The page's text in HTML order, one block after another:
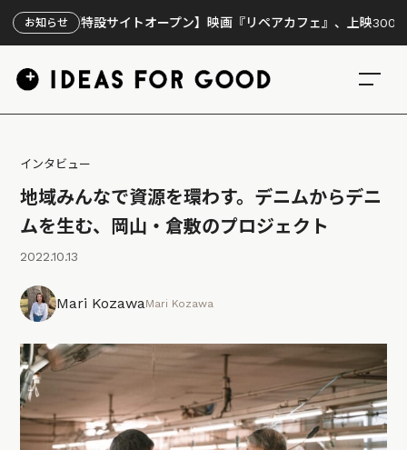
お知らせ
特設サイトオープン】映画『リペアカフェ』、上映300回の先で見え
インタビュー
地域みんなで資源を環わす。デニムからデニ
ムを生む、岡山・倉敷のプロジェクト
2022.10.13
Mari KozawaMari Kozawa